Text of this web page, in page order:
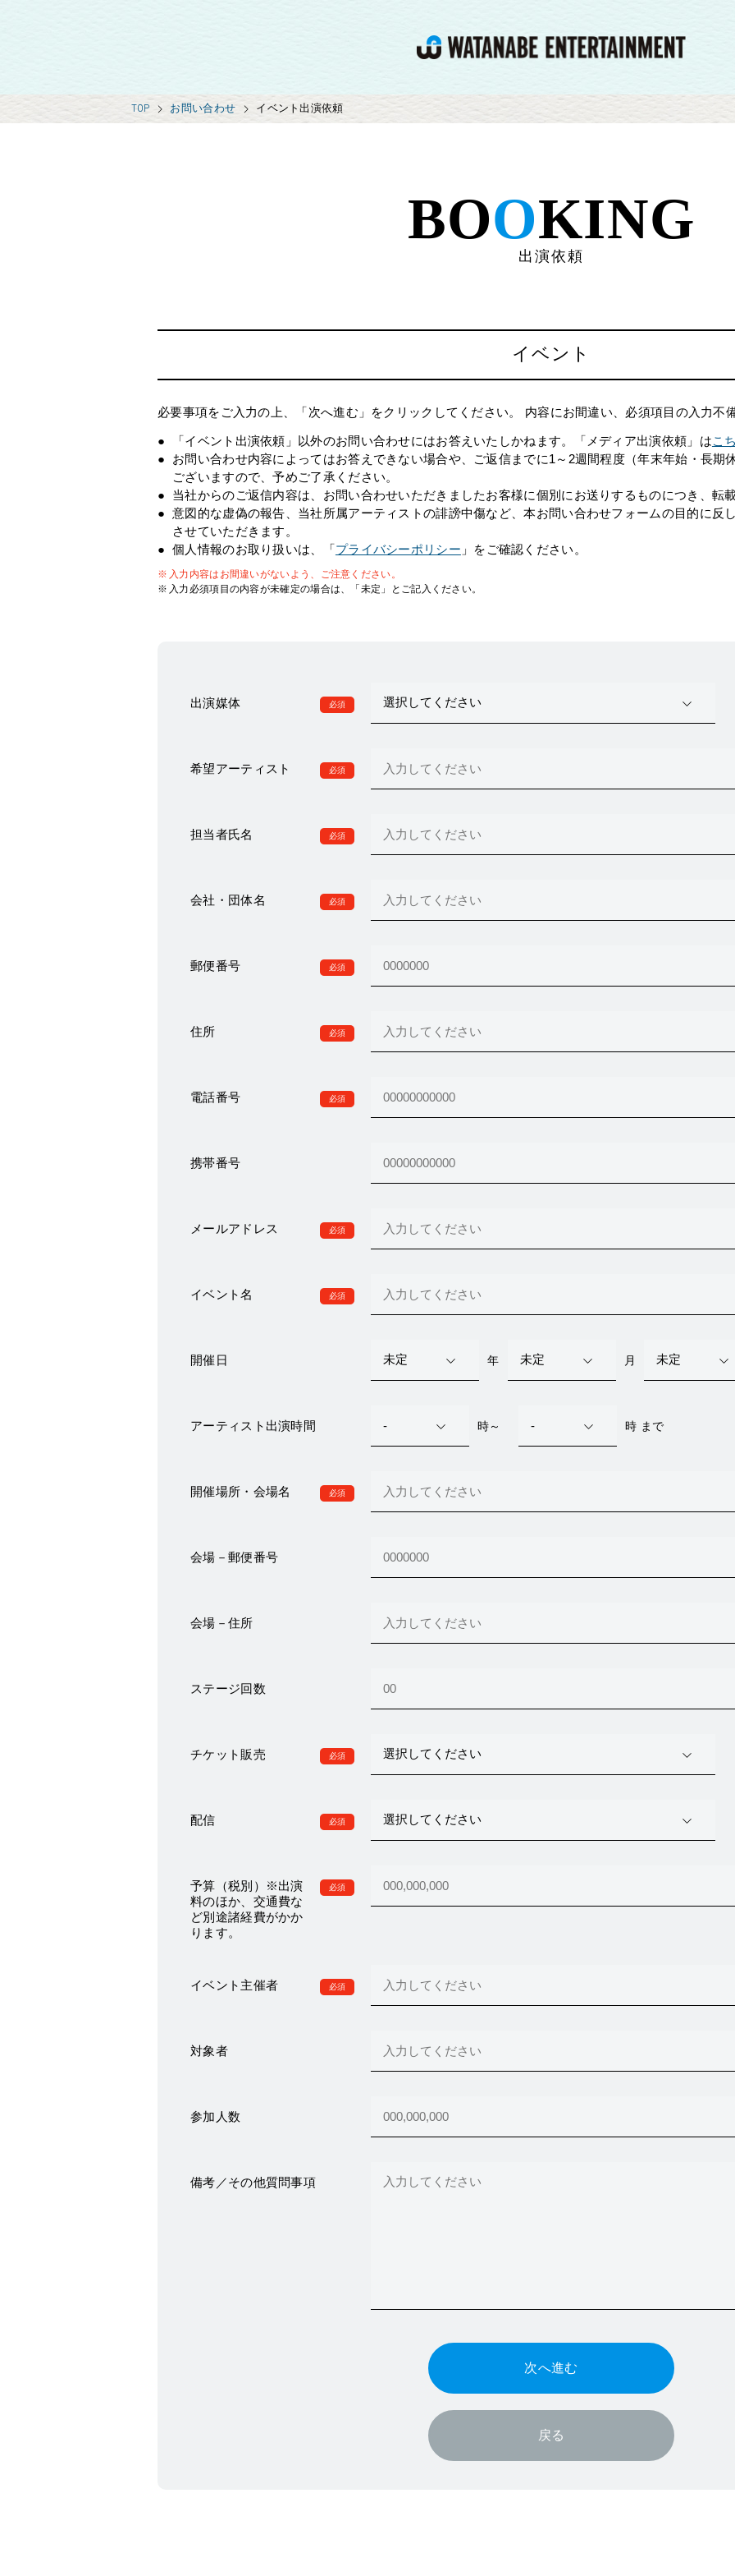
TOP お問い合わせ イベント出演依頼
BOOKING
出演依頼
イベント
必要事項をご入力の上、「次へ進む」をクリックしてください。 内容にお間違い、必須項目の入力不
「イベント出演依頼」以外のお問い合わせにはお答えいたしかねます。「メディア出演依頼」はこ
お問い合わせ内容によってはお答えできない場合や、ご返信までに1～2週間程度（年末年始・長期
ございますので、予めご了承ください。
当社からのご返信内容は、お問い合わせいただきましたお客様に個別にお送りするものにつき、転
意図的な虚偽の報告、当社所属アーティストの誹謗中傷など、本お問い合わせフォームの目的に反
させていただきます。
個人情報のお取り扱いは、「プライバシーポリシー 」をご確認ください。
入力内容はお間違いがないよう、ご注意ください。
入力必須項目の内容が未確定の場合は、「未定」とご記入ください。
出演媒体
希望アーティスト
担当者氏名
会社・団体名
郵便番号
住所
電話番号
携帯番号
メールアドレス
イベント名
開催日 年 月
アーティスト出演時間 時～ 時 まで
開催場所・会場名
会場－郵便番号
会場－住所
ステージ回数
チケット販売
配信
予算（税別）※出演
料のほか、交通費な
ど別途諸経費がかか
ります。
イベント主催者
対象者
参加人数
備考／その他質問事項
次へ進む
戻る